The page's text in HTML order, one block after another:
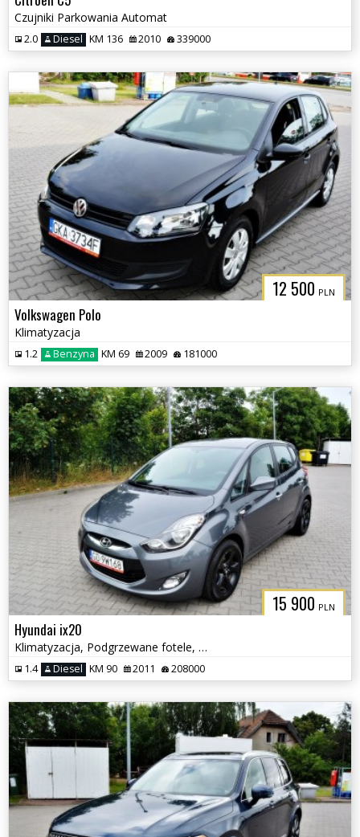
Czujniki Parkowania Automat
2.0 Diesel KM 136 2010 339000
12 500 PLN
Volkswagen Polo
Klimatyzacja
1.2 Benzyna KM 69 2009 181000
15 900 PLN
Hyundai ix20
Klimatyzacja, Podgrzewane fotele, Serwisowany
1.4 Diesel KM 90 2011 208000